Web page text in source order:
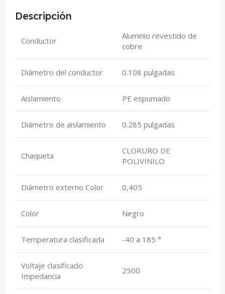
Descripción
Conductor
Aluminio revestido de
cobre
Diámetro del conductor 0.108 pulgadas
Aislamiento PE espumado
Diámetro de aislamiento 0.285 pulgadas
Chaqueta
CLORURO DE
POLIVINILO
Diámetro externo Color 0,405
Color Negro
Temperatura clasificada -40 a 185 °
Voltaje clasificado
Impedancia
2500